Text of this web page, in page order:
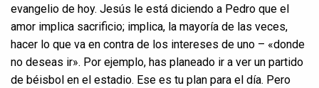
evangelio de hoy. Jesús le está diciendo a Pedro que el
amor implica sacrificio; implica, la mayoría de las veces,
hacer lo que va en contra de los intereses de uno – «donde
no deseas ir». Por ejemplo, has planeado ir a ver un partido
de béisbol en el estadio. Ese es tu plan para el día. Pero